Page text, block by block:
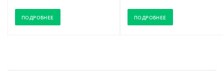
ПОДРОБНЕЕ ПОДРОБНЕЕ